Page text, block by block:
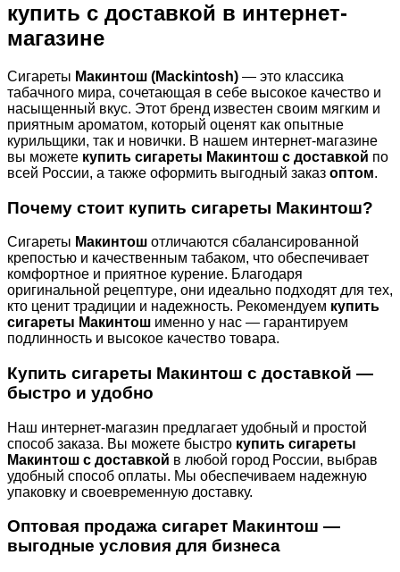
купить с доставкой в интернет-
магазине
Сигареты Макинтош (Mackintosh) — это классика
табачного мира, сочетающая в себе высокое качество и
насыщенный вкус. Этот бренд известен своим мягким и
приятным ароматом, который оценят как опытные
курильщики, так и новички. В нашем интернет-магазине
вы можете купить сигареты Макинтош с доставкой по
всей России, а также оформить выгодный заказ оптом.
Почему стоит купить сигареты Макинтош?
Сигареты Макинтош отличаются сбалансированной
крепостью и качественным табаком, что обеспечивает
комфортное и приятное курение. Благодаря
оригинальной рецептуре, они идеально подходят для тех,
кто ценит традиции и надежность. Рекомендуем купить
сигареты Макинтош именно у нас — гарантируем
подлинность и высокое качество товара.
Купить сигареты Макинтош с доставкой —
быстро и удобно
Наш интернет-магазин предлагает удобный и простой
способ заказа. Вы можете быстро купить сигареты
Макинтош с доставкой в любой город России, выбрав
удобный способ оплаты. Мы обеспечиваем надежную
упаковку и своевременную доставку.
Оптовая продажа сигарет Макинтош —
выгодные условия для бизнеса